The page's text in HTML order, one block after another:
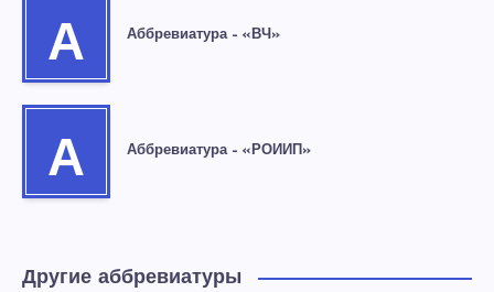
А Аббревиатура – «ВЧ»
А Аббревиатура – «РОИИП»
Другие аббревиатуры